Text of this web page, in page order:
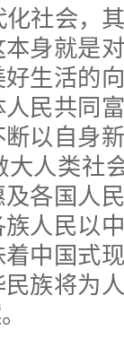
社会，
身就是
生活的
民共同
以自身
人类社
各国人
人民以
中国式
族将为